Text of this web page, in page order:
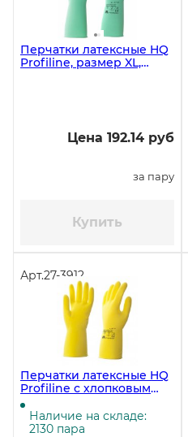
Перчатки латексные HQ
Profiline, размер XL,
Цена 192.14 руб
за пару
Купить
Арт.27-3912
Перчатки латексные HQ
Profiline с хлопковым
напылением, размер M
(7,5-8), желтые (ЧЗ)
Наличие на складе:
2130 пара